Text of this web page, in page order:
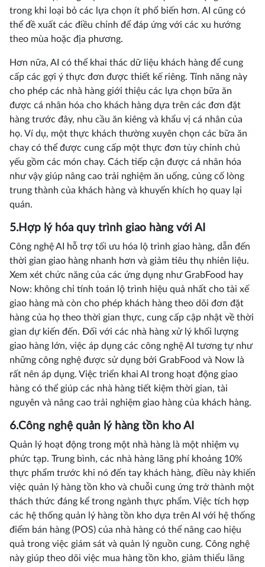
trong khi loại bỏ các lựa chọn ít phổ biến hơn. AI cũng có
thể đề xuất các điều chỉnh để đáp ứng với các xu hướng
theo mùa hoặc địa phương.
Hơn nữa, AI có thể khai thác dữ liệu khách hàng để cung
cấp các gợi ý thực đơn được thiết kế riêng. Tính năng này
cho phép các nhà hàng giới thiệu các lựa chọn bữa ăn
được cá nhân hóa cho khách hàng dựa trên các đơn đặt
hàng trước đây, nhu cầu ăn kiêng và khẩu vị cá nhân của
họ. Ví dụ, một thực khách thường xuyên chọn các bữa ăn
chay có thể được cung cấp một thực đơn tùy chỉnh chủ
yếu gồm các món chay. Cách tiếp cận được cá nhân hóa
như vậy giúp nâng cao trải nghiệm ăn uống, củng cố lòng
trung thành của khách hàng và khuyến khích họ quay lại
quán.
5.Hợp lý hóa quy trình giao hàng với AI
Công nghệ AI hỗ trợ tối ưu hóa lộ trình giao hàng, dẫn đến
thời gian giao hàng nhanh hơn và giảm tiêu thụ nhiên liệu.
Xem xét chức năng của các ứng dụng như GrabFood hay
Now: không chỉ tính toán lộ trình hiệu quả nhất cho tài xế
giao hàng mà còn cho phép khách hàng theo dõi đơn đặt
hàng của họ theo thời gian thực, cung cấp cập nhật về thời
gian dự kiến đến. Đối với các nhà hàng xử lý khối lượng
giao hàng lớn, việc áp dụng các công nghệ AI tương tự như
những công nghệ được sử dụng bởi GrabFood và Now là
rất nên áp dụng. Việc triển khai AI trong hoạt động giao
hàng có thể giúp các nhà hàng tiết kiệm thời gian, tài
nguyên và nâng cao trải nghiệm giao hàng của khách hàng.
6.Công nghệ quản lý hàng tồn kho AI
Quản lý hoạt động trong một nhà hàng là một nhiệm vụ
phức tạp. Trung bình, các nhà hàng lãng phí khoảng 10%
thực phẩm trước khi nó đến tay khách hàng, điều này khiến
việc quản lý hàng tồn kho và chuỗi cung ứng trở thành một
thách thức đáng kể trong ngành thực phẩm. Việc tích hợp
các hệ thống quản lý hàng tồn kho dựa trên AI với hệ thống
điểm bán hàng (POS) của nhà hàng có thể nâng cao hiệu
quả trong việc giám sát và quản lý nguồn cung. Công nghệ
này giúp theo dõi việc mua hàng tồn kho, giảm thiểu lãng